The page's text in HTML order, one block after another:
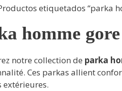
etiquetados “parka
homme
notre collection de parka
Ces parkas allient
extérieures.